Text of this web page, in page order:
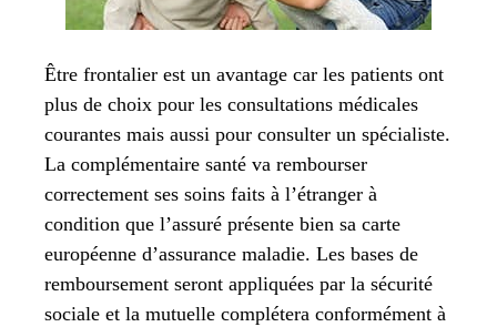
Être frontalier est un avantage car les patients ont
plus de choix pour les consultations médicales
courantes mais aussi pour consulter un spécialiste.
La complémentaire santé va rembourser
correctement ses soins faits à l’étranger à
condition que l’assuré présente bien sa carte
européenne d’assurance maladie. Les bases de
remboursement seront appliquées par la sécurité
sociale et la mutuelle complétera conformément à